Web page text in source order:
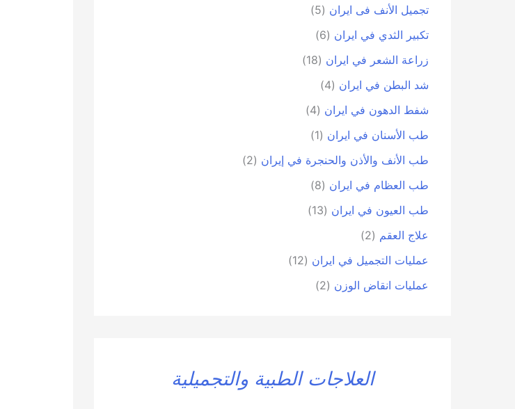
تجمیل الأنف فی ایران (5)
تكبير الثدي في ايران (6)
زراعة الشعر في ايران (18)
شد البطن في ايران (4)
شفط الدهون في ايران (4)
طب الأسنان في ايران (1)
طب الأنف والأذن والحنجرة في إيران (2)
طب العظام في ايران (8)
طب العيون في ايران (13)
علاج العقم (2)
عمليات التجميل في ايران (12)
عمليات انقاض الوزن (2)
العلاجات الطبية والتجميلية